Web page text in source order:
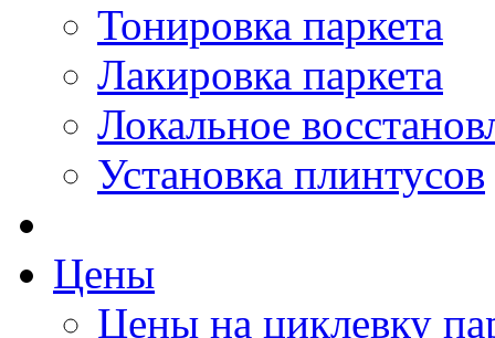
Тонировка паркета
Лакировка паркета
Локальное
Установка плинтусов
Цены
Цены на циклевку